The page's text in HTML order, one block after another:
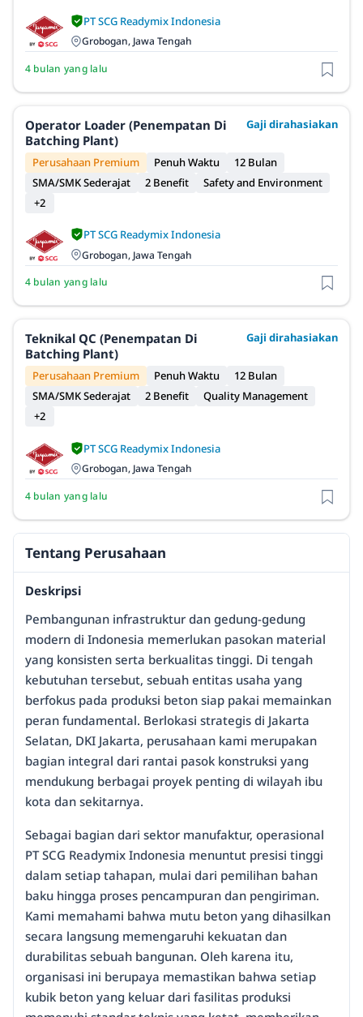
PT SCG Readymix Indonesia
Grobogan, Jawa Tengah
4 bulan yang lalu
Operator Loader (Penempatan Di
Batching Plant)
Gaji dirahasiakan
Perusahaan Premium Penuh Waktu
12 Bulan
SMA/SMK Sederajat
2 Benefit
Safety and Environment
+2
PT SCG Readymix Indonesia
Grobogan, Jawa Tengah
4 bulan yang lalu
Teknikal QC (Penempatan Di
Batching Plant)
Gaji dirahasiakan
Perusahaan Premium Penuh Waktu
12 Bulan
SMA/SMK Sederajat
2 Benefit
Quality Management
+2
PT SCG Readymix Indonesia
Grobogan, Jawa Tengah
4 bulan yang lalu
Tentang Perusahaan
Deskripsi
Pembangunan infrastruktur dan gedung-gedung
modern di Indonesia memerlukan pasokan material
yang konsisten serta berkualitas tinggi. Di tengah
kebutuhan tersebut, sebuah entitas usaha yang
berfokus pada produksi beton siap pakai memainkan
peran fundamental. Berlokasi strategis di Jakarta
Selatan, DKI Jakarta, perusahaan kami merupakan
bagian integral dari rantai pasok konstruksi yang
mendukung berbagai proyek penting di wilayah ibu
kota dan sekitarnya.
Sebagai bagian dari sektor manufaktur, operasional
PT SCG Readymix Indonesia menuntut presisi tinggi
dalam setiap tahapan, mulai dari pemilihan bahan
baku hingga proses pencampuran dan pengiriman.
Kami memahami bahwa mutu beton yang dihasilkan
secara langsung memengaruhi kekuatan dan
durabilitas sebuah bangunan. Oleh karena itu,
organisasi ini berupaya memastikan bahwa setiap
kubik beton yang keluar dari fasilitas produksi